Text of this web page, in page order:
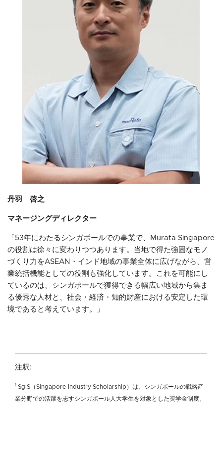
丹羽 啓之
マネージングディレクター
「53年にわたるシンガポールでの事業で、Murata Singapore
の役割は徐々に変わりつつあります。当地で得た強固なモノ
づくり力をASEAN・インド地域の事業全体に広げながら、営
業統括機能としての役割も強化しています。これを可能にし
ているのは、シンガポールで獲得できる幅広い地域から集ま
る優秀な人材と、社会・経済・知的財産における安定した環
境であると考えています。」
注釈:
1 SgIS（Singapore-Industry Scholarship）は、シンガポールの戦略産
業分野での活躍を志すシンガポール人大学生を対象とした奨学金制度。